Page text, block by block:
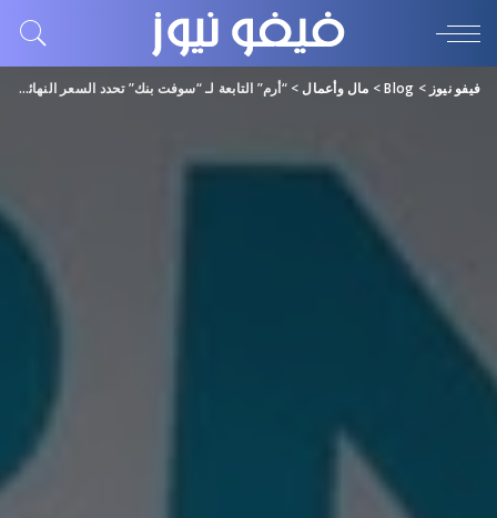
فيفو نيوز >
Blog
> مال وأعمال >“أرم” التابعة لـ “سوفت بنك” تحدد السعر النهائي للطرح.. وبدء تداول السهم اليوم